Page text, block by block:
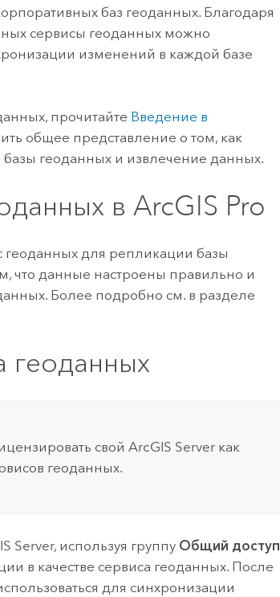
баз геоданных. Благодаря
сервисы геоданных можно
изменений в каждой базе
прочитайте Введение в
общее представление о том, как
геоданных и извлечение данных.
в ArcGIS Pro
геоданных для репликации базы
что данные настроены правильно и
Более подробно см. в разделе
геоданных
свой ArcGIS Serverкак
геоданных.
Server, используя группу Общий доступ
в качестве сервиса геоданных. После
для синхронизации